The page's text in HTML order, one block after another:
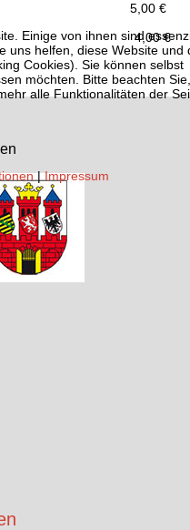
Film: 5,00 €
Film: 4,00 €
Einige von ihnen sind
uns helfen, diese Website und
Cookies). Sie können selbst
möchten. Bitte beachten
alle Funktionalitäten der
|Impressum